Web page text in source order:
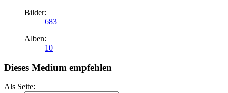
Bilder:
683
Alben:
10
Dieses Medium empfehlen
Als Seite: